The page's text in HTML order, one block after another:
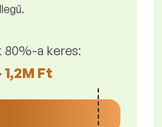
80%-a keres:
1,2M Ft